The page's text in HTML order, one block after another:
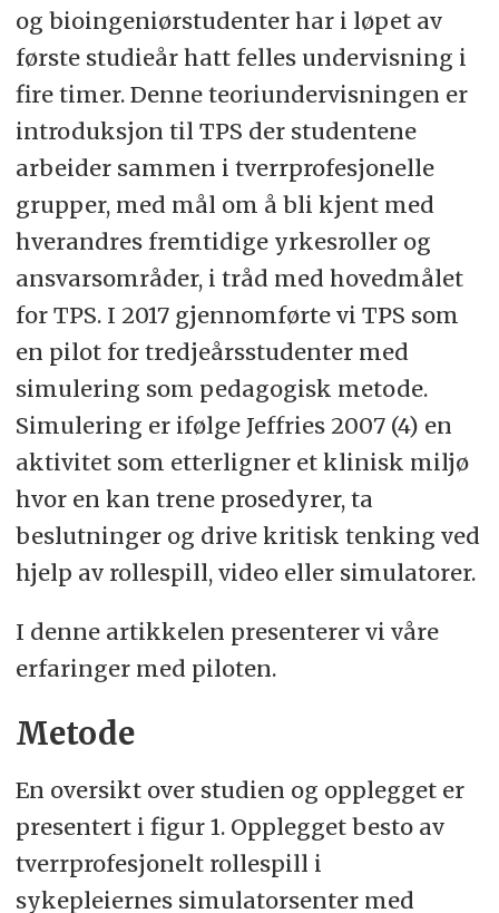
og bioingeniørstudenter har i løpet av
første studieår hatt felles undervisning i
fire timer. Denne teoriundervisningen er
introduksjon til TPS der studentene
arbeider sammen i tverrprofesjonelle
grupper, med mål om å bli kjent med
hverandres fremtidige yrkesroller og
ansvarsområder, i tråd med hovedmålet
for TPS. I 2017 gjennomførte vi TPS som
en pilot for tredjeårsstudenter med
simulering som pedagogisk metode.
Simulering er ifølge Jeffries 2007 (4) en
aktivitet som etterligner et klinisk miljø
hvor en kan trene prosedyrer, ta
beslutninger og drive kritisk tenking ved
hjelp av rollespill, video eller simulatorer.
I denne artikkelen presenterer vi våre
erfaringer med piloten.
Metode
En oversikt over studien og opplegget er
presentert i figur 1. Opplegget besto av
tverrprofesjonelt rollespill i
sykepleiernes simulatorsenter med